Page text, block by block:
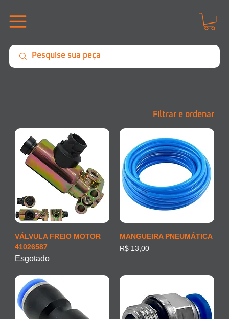
Filtrar e ordenar
VÁLVULA FREIO MOTOR
41026587
Esgotado
MANGUEIRA PNEUMÁTICA
Preço
R$ 13,00